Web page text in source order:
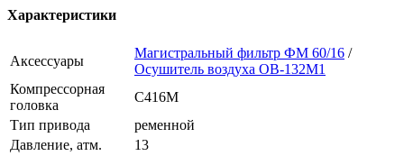
Характеристики
Аксессуары
Магистральный фильтр ФМ 60/16 /
Осушитель воздуха ОВ-132М1
Компрессорная
головка
С416М
Тип привода
ременной
Давление, атм.
13